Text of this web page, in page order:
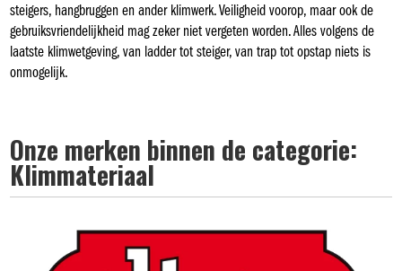
steigers, hangbruggen en ander klimwerk. Veiligheid voorop, maar ook de
gebruiksvriendelijkheid mag zeker niet vergeten worden. Alles volgens de
laatste klimwetgeving, van ladder tot steiger, van trap tot opstap niets is
onmogelijk.
Onze merken binnen de categorie:
Klimmateriaal